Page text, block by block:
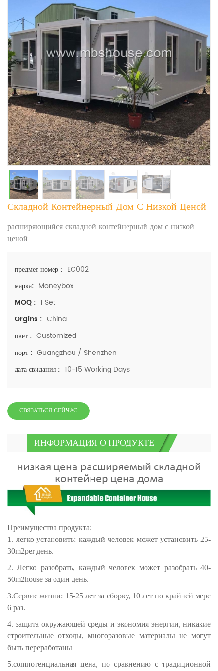
Складной Контейнерный Дом С Низкой Ценой
расширяющийся складной контейнерный дом с низкой
ценой
предмет номер : EC002
марка: Moneybox
MOQ : 1 Set
Orgins : China
цвет : Customized
порт : Guangzhou / Shenzhen
дата свидания : 10-15 Working Days
СВЯЗАТЬСЯ СЕЙЧАС
ИНФОРМАЦИЯ О ПРОДУКТЕ
низкая цена расширяемый складной
контейнер цена дома
Преимущества продукта:
1. легко установить: каждый человек может установить 25-
30m2per день.
2. Легко разобрать, каждый человек может разобрать 40-
50m2house за один день.
3.Сервис жизни: 15-25 лет за сборку, 10 лет по крайней мере
6 раз.
4. защита окружающей среды и экономия энергии, никакие
строительные отходы, многоразовые материалы не могут
быть переработаны.
5.comпотенциальная цена, по сравнению с традиционной